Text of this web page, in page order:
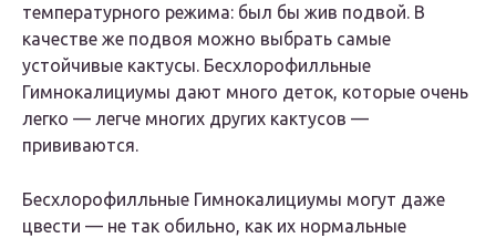
температурного режима: был бы жив подвой. В
качестве же подвоя можно выбрать самые
устойчивые кактусы. Бесхлорофилльные
Гимнокалициумы дают много деток, которые очень
легко — легче многих других кактусов —
прививаются.
Бесхлорофилльные Гимнокалициумы могут даже
цвести — не так обильно, как их нормальные